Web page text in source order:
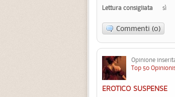
Lettura consigliata sì
Commenti (0)
Opinione
Top 50
EROTICO SUSPENSE